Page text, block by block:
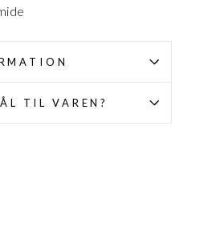
TIL VAREN?